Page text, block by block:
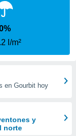
l/m²
en Gourbit hoy
y
norte